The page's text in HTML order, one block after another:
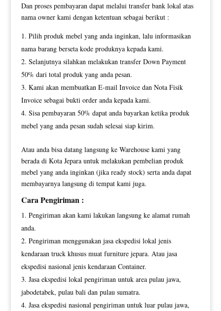
Dan proses pembayaran dapat melalui transfer bank lokal atas
nama owner kami dengan ketentuan sebagai berikut :
Pilih produk mebel yang anda inginkan, lalu informasikan
nama barang berseta kode produknya kepada kami.
Selanjutnya silahkan melakukan transfer Down Payment
50% dari total produk yang anda pesan.
Kami akan membuatkan E-mail Invoice dan Nota Fisik
Invoice sebagai bukti order anda kepada kami.
Sisa pembayaran 50% dapat anda bayarkan ketika produk
mebel yang anda pesan sudah selesai siap kirim.
Atau anda bisa datang langsung ke Warehouse kami yang
berada di Kota Jepara untuk melakukan pembelian produk
mebel yang anda inginkan (jika ready stock) serta anda dapat
membayarnya langsung di tempat kami juga.
Cara Pengiriman :
Pengiriman akan kami lakukan langsung ke alamat rumah
anda.
Pengiriman menggunakan jasa ekspedisi lokal jenis
kendaraan truck khusus muat furniture jepara. Atau jasa
ekspedisi nasional jenis kendaraan Container.
Jasa ekspedisi lokal pengiriman untuk area pulau jawa,
jabodetabek, pulau bali dan pulau sumatra.
Jasa ekspedisi nasional pengiriman untuk luar pulau jawa,